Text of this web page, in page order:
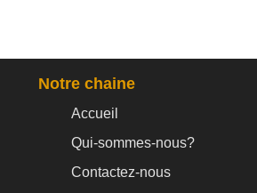
Notre chaine
Accueil
Qui-sommes-nous?
Contactez-nous